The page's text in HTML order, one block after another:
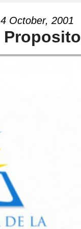
October, 2001